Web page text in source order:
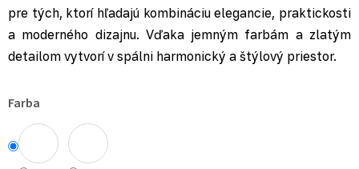
pre tých, ktorí hľadajú kombináciu elegancie, praktickosti
a moderného dizajnu. Vďaka jemným farbám a zlatým
detailom vytvorí v spálni harmonický a štýlový priestor.
Farba